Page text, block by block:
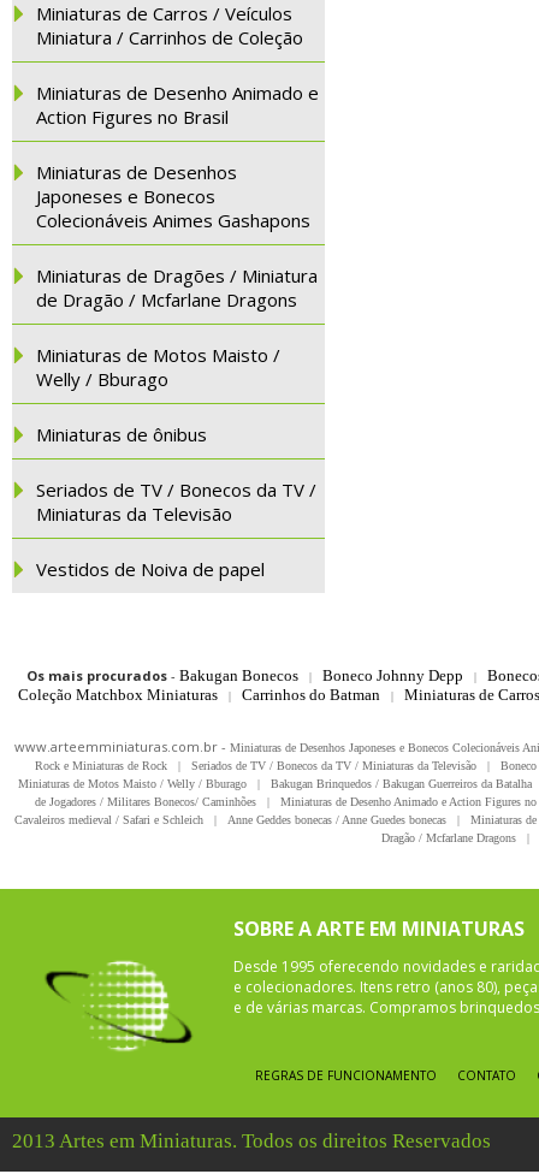
Miniaturas de Carros / Veículos
Miniatura / Carrinhos de Coleção
Miniaturas de Desenho Animado e
Action Figures no Brasil
Miniaturas de Desenhos
Japoneses e Bonecos
Colecionáveis Animes Gashapons
Miniaturas de Dragões / Miniatura
de Dragão / Mcfarlane Dragons
Miniaturas de Motos Maisto /
Welly / Bburago
Miniaturas de ônibus
Seriados de TV / Bonecos da TV /
Miniaturas da Televisão
Vestidos de Noiva de papel
Os mais procurados- Bakugan Bonecos | Boneco Johnny Depp |
Coleção Matchbox Miniaturas
| Carrinhos do Batman | Miniaturas de
www.arteemminiaturas.com.br - Miniaturas de Desenhos Japoneses e Bonecos Colecionáveis
Rock e Miniaturas de Rock
| Seriados de TV / Bonecos da TV / Miniaturas da Televisão |
Miniaturas de Motos Maisto / Welly / Bburago
| Bakugan Brinquedos / Bakugan Guerreiros da Batalha
de Jogadores / Militares Bonecos/ Caminhões
|
Miniaturas de Desenho Animado e Action Figures
Cavaleiros medieval / Safari e Schleich
| Anne Geddes bonecas / Anne Guedes bonecas |
Miniaturas
Dragão / Mcfarlane Dragons
|
SOBRE A ARTE EM MINIATURAS
Desde 1995 oferecendo novidades e
e colecionadores. Itens retro (anos 80),
e de várias marcas. Compramos
REGRAS DE FUNCIONAMENTO CONTATO
2013 Artes em Miniaturas. Todos os direitos Reservados